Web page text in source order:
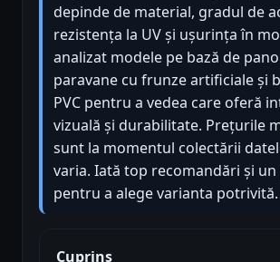
depinde de material, gradul de
rezistența la UV și ușurința în
analizat modele pe bază de
paravane cu frunze artificiale și
PVC pentru a vedea care oferă
vizuală și durabilitate. Prețurile
sunt la momentul colectării
varia. Iată top recomandări și
pentru a alege varianta potrivită.
Cuprins